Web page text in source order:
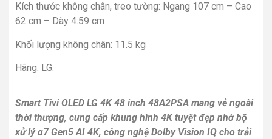
Kích thước không chân, treo tường: Ngang 107 cm – Cao
62 cm – Dày 4.59 cm
Khối lượng không chân: 11.5 kg
Hãng: LG.
Smart Tivi OLED LG 4K 48 inch 48A2PSA mang vẻ ngoài
thời thượng, cung cấp khung hình 4K tuyệt đẹp nhờ bộ
xử lý α7 Gen5 AI 4K, công nghệ Dolby Vision IQ cho trải